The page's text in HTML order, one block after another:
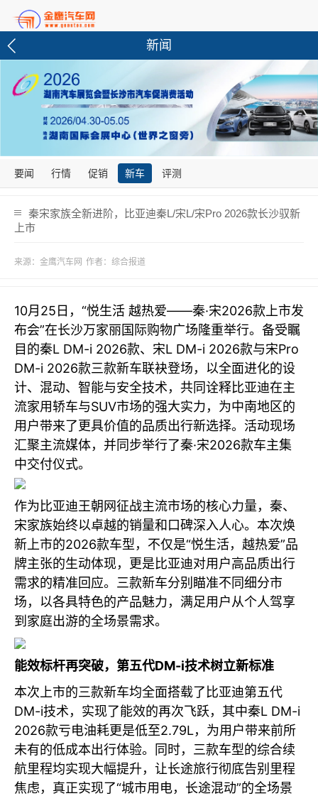
新闻
要闻 行情 促销 新车 评测
秦宋家族全新进阶，比亚迪秦L/宋L/宋Pro 2026款长沙驭新
上市
来源：金鹰汽车网 作者：综合报道
10月25日，“悦生活 越热爱——秦·宋2026款上市发
布会”在长沙万家丽国际购物广场隆重举行。备受瞩
目的秦L DM-i 2026款、宋L DM-i 2026款与宋Pro
DM-i 2026款三款新车联袂登场，以全面进化的设
计、混动、智能与安全技术，共同诠释比亚迪在主
流家用轿车与SUV市场的强大实力，为中南地区的
用户带来了更具价值的品质出行新选择。活动现场
汇聚主流媒体，并同步举行了秦·宋2026款车主集
中交付仪式。
作为比亚迪王朝网征战主流市场的核心力量，秦、
宋家族始终以卓越的销量和口碑深入人心。本次焕
新上市的2026款车型，不仅是“悦生活，越热爱”品
牌主张的生动体现，更是比亚迪对用户高品质出行
需求的精准回应。三款新车分别瞄准不同细分市
场，以各具特色的产品魅力，满足用户从个人驾享
到家庭出游的全场景需求。
能效标杆再突破，第五代DM-i技术树立新标准
本次上市的三款新车均全面搭载了比亚迪第五代
DM-i技术，实现了能效的再次飞跃，其中秦L DM-i
2026款亏电油耗更是低至2.79L，为用户带来前所
未有的低成本出行体验。同时，三款车型的综合续
航里程均实现大幅提升，让长途旅行彻底告别里程
焦虑，真正实现了“城市用电，长途混动”的全场景